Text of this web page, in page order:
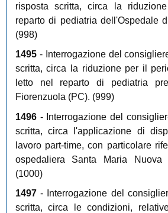
risposta scritta, circa la
reparto di pediatria dell'Ospedale
(998)
1495- Interrogazione del
scritta, circa la riduzione per il
letto nel reparto di pediatria
Fiorenzuola (PC). (999)
1496- Interrogazione del
scritta, circa l'applicazione di
lavoro part-time, con particolare
ospedaliera Santa Maria
(1000)
1497- Interrogazione del
scritta, circa le condizioni,